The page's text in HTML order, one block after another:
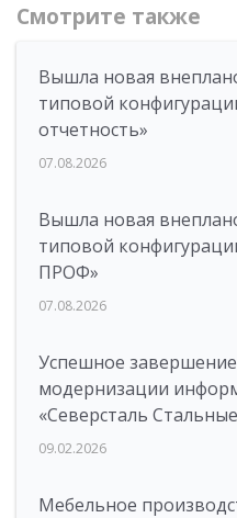
Смотрите также
Вышла новая
типовой
отчетность»
07.08.2026
Вышла новая
типовой
ПРОФ»
07.08.2026
Успешное
модернизации
«Северсталь
09.02.2026
Мебельное